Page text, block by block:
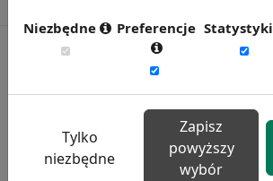
Rynekpracy.pl
wynagrodzenia.pl
raportyplacowe.pl
Niezbędne Preferencje Statystyki
Tylko
niezbędne
Zapisz
powyższy
wybór